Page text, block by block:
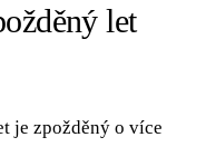
let
je zpožděný o více